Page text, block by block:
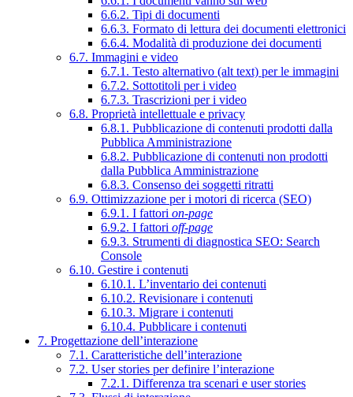
6.6.2. Tipi di documenti
6.6.3. Formato di lettura dei documenti elettronici
6.6.4. Modalità di produzione dei documenti
6.7. Immagini e video
6.7.1. Testo alternativo (alt text) per le immagini
6.7.2. Sottotitoli per i video
6.7.3. Trascrizioni per i video
6.8. Proprietà intellettuale e privacy
6.8.1. Pubblicazione di contenuti prodotti dalla
Pubblica Amministrazione
6.8.2. Pubblicazione di contenuti non prodotti
dalla Pubblica Amministrazione
6.8.3. Consenso dei soggetti ritratti
6.9. Ottimizzazione per i motori di ricerca (SEO)
6.9.1. I fattori on-page
6.9.2. I fattori off-page
6.9.3. Strumenti di diagnostica SEO: Search
Console
6.10. Gestire i contenuti
6.10.1. L’inventario dei contenuti
6.10.2. Revisionare i contenuti
6.10.3. Migrare i contenuti
6.10.4. Pubblicare i contenuti
7. Progettazione dell’interazione
7.1. Caratteristiche dell’interazione
7.2. User stories per definire l’interazione
7.2.1. Differenza tra scenari e user stories